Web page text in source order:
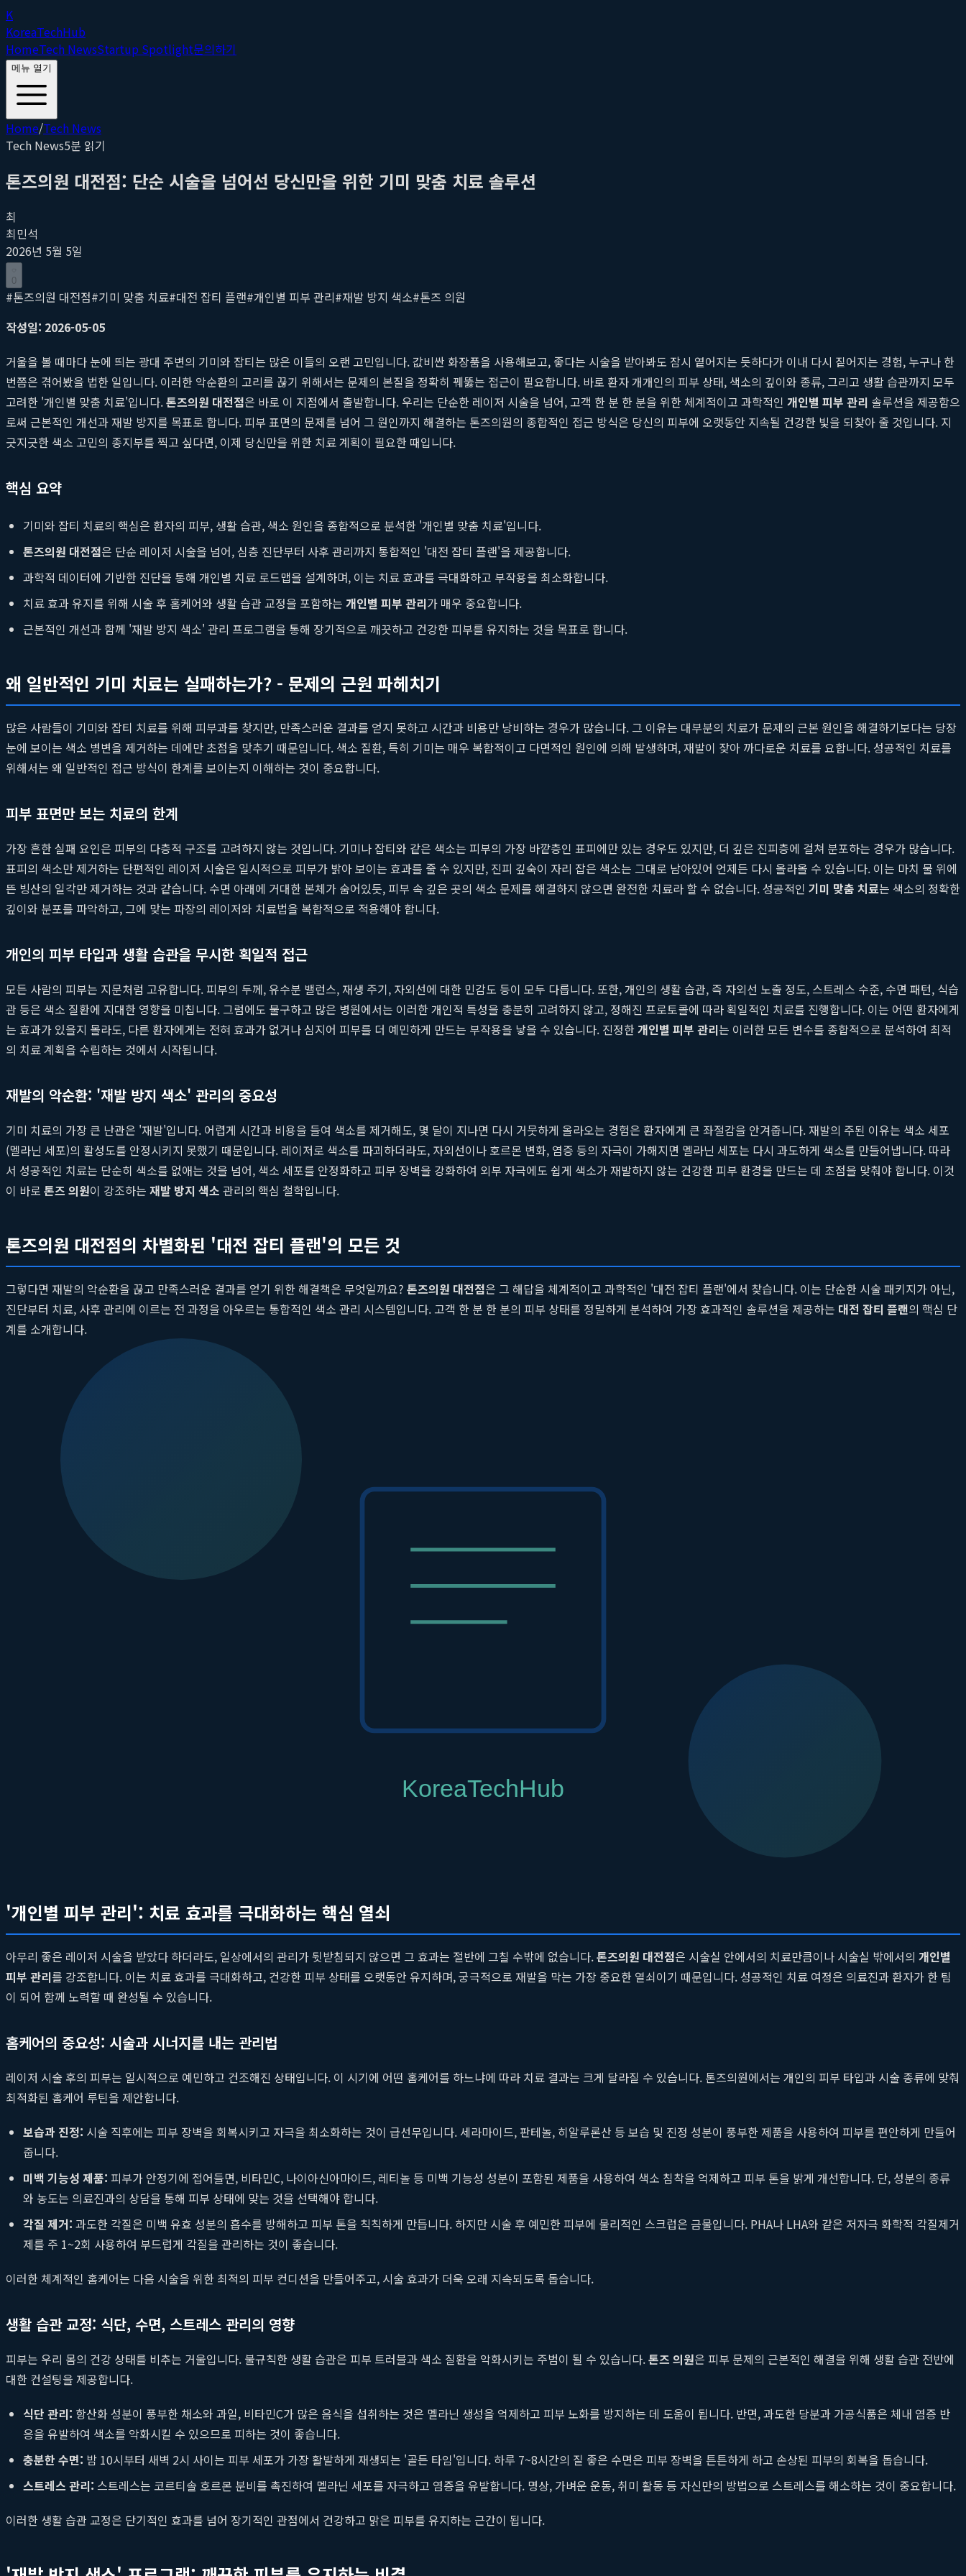
K
KoreaTechHub
HomeTech NewsStartup Spotlight문의하기
메뉴 열기
Home/Tech News
Tech News5분 읽기
톤즈의원 대전점: 단순 시술을 넘어선 당신만을 위한 기미 맞춤 치료 솔루션
최
최민석
2026년 5월 5일
0
#톤즈의원 대전점#기미 맞춤 치료#대전 잡티 플랜#개인별 피부 관리#재발 방지 색소#톤즈 의원
작성일: 2026-05-05
거울을 볼 때마다 눈에 띄는 광대 주변의 기미와 잡티는 많은 이들의 오랜 고민입니다. 값비싼 화장품을 사용해보고, 좋다는 시술을 받아봐도 잠시 옅어지는 듯하다가 이내 다시 짙어지는 경험, 누구나 한
번쯤은 겪어봤을 법한 일입니다. 이러한 악순환의 고리를 끊기 위해서는 문제의 본질을 정확히 꿰뚫는 접근이 필요합니다. 바로 환자 개개인의 피부 상태, 색소의 깊이와 종류, 그리고 생활 습관까지 모두
고려한 '개인별 맞춤 치료'입니다.톤즈의원 대전점은 바로 이 지점에서 출발합니다. 우리는 단순한 레이저 시술을 넘어, 고객 한 분 한 분을 위한 체계적이고 과학적인 개인별 피부 관리 솔루션을 제공함으
로써 근본적인 개선과 재발 방지를 목표로 합니다. 피부 표면의 문제를 넘어 그 원인까지 해결하는 톤즈의원의 종합적인 접근 방식은 당신의 피부에 오랫동안 지속될 건강한 빛을 되찾아 줄 것입니다. 지
긋지긋한 색소 고민의 종지부를 찍고 싶다면, 이제 당신만을 위한 치료 계획이 필요한 때입니다.
핵심 요약
기미와 잡티 치료의 핵심은 환자의 피부, 생활 습관, 색소 원인을 종합적으로 분석한 '개인별 맞춤 치료'입니다.
톤즈의원 대전점은 단순 레이저 시술을 넘어, 심층 진단부터 사후 관리까지 통합적인 '대전 잡티 플랜'을 제공합니다.
과학적 데이터에 기반한 진단을 통해 개인별 치료 로드맵을 설계하며, 이는 치료 효과를 극대화하고 부작용을 최소화합니다.
치료 효과 유지를 위해 시술 후 홈케어와 생활 습관 교정을 포함하는 개인별 피부 관리가 매우 중요합니다.
근본적인 개선과 함께 '재발 방지 색소' 관리 프로그램을 통해 장기적으로 깨끗하고 건강한 피부를 유지하는 것을 목표로 합니다.
왜 일반적인 기미 치료는 실패하는가? - 문제의 근원 파헤치기
많은 사람들이 기미와 잡티 치료를 위해 피부과를 찾지만, 만족스러운 결과를 얻지 못하고 시간과 비용만 낭비하는 경우가 많습니다. 그 이유는 대부분의 치료가 문제의 근본 원인을 해결하기보다는 당장
눈에 보이는 색소 병변을 제거하는 데에만 초점을 맞추기 때문입니다. 색소 질환, 특히 기미는 매우 복합적이고 다면적인 원인에 의해 발생하며, 재발이 잦아 까다로운 치료를 요합니다. 성공적인 치료를
위해서는 왜 일반적인 접근 방식이 한계를 보이는지 이해하는 것이 중요합니다.
피부 표면만 보는 치료의 한계
가장 흔한 실패 요인은 피부의 다층적 구조를 고려하지 않는 것입니다. 기미나 잡티와 같은 색소는 피부의 가장 바깥층인 표피에만 있는 경우도 있지만, 더 깊은 진피층에 걸쳐 분포하는 경우가 많습니다.
표피의 색소만 제거하는 단편적인 레이저 시술은 일시적으로 피부가 밝아 보이는 효과를 줄 수 있지만, 진피 깊숙이 자리 잡은 색소는 그대로 남아있어 언제든 다시 올라올 수 있습니다. 이는 마치 물 위에
뜬 빙산의 일각만 제거하는 것과 같습니다. 수면 아래에 거대한 본체가 숨어있듯, 피부 속 깊은 곳의 색소 문제를 해결하지 않으면 완전한 치료라 할 수 없습니다. 성공적인 기미 맞춤 치료는 색소의 정확한
깊이와 분포를 파악하고, 그에 맞는 파장의 레이저와 치료법을 복합적으로 적용해야 합니다.
개인의 피부 타입과 생활 습관을 무시한 획일적 접근
모든 사람의 피부는 지문처럼 고유합니다. 피부의 두께, 유수분 밸런스, 재생 주기, 자외선에 대한 민감도 등이 모두 다릅니다. 또한, 개인의 생활 습관, 즉 자외선 노출 정도, 스트레스 수준, 수면 패턴, 식습
관 등은 색소 질환에 지대한 영향을 미칩니다. 그럼에도 불구하고 많은 병원에서는 이러한 개인적 특성을 충분히 고려하지 않고, 정해진 프로토콜에 따라 획일적인 치료를 진행합니다. 이는 어떤 환자에게
는 효과가 있을지 몰라도, 다른 환자에게는 전혀 효과가 없거나 심지어 피부를 더 예민하게 만드는 부작용을 낳을 수 있습니다. 진정한개인별 피부 관리는 이러한 모든 변수를 종합적으로 분석하여 최적
의 치료 계획을 수립하는 것에서 시작됩니다.
재발의 악순환: '재발 방지 색소' 관리의 중요성
기미 치료의 가장 큰 난관은 '재발'입니다. 어렵게 시간과 비용을 들여 색소를 제거해도, 몇 달이 지나면 다시 거뭇하게 올라오는 경험은 환자에게 큰 좌절감을 안겨줍니다. 재발의 주된 이유는 색소 세포
(멜라닌 세포)의 활성도를 안정시키지 못했기 때문입니다. 레이저로 색소를 파괴하더라도, 자외선이나 호르몬 변화, 염증 등의 자극이 가해지면 멜라닌 세포는 다시 과도하게 색소를 만들어냅니다. 따라
서 성공적인 치료는 단순히 색소를 없애는 것을 넘어, 색소 세포를 안정화하고 피부 장벽을 강화하여 외부 자극에도 쉽게 색소가 재발하지 않는 건강한 피부 환경을 만드는 데 초점을 맞춰야 합니다. 이것
이 바로 톤즈 의원이 강조하는 재발 방지 색소 관리의 핵심 철학입니다.
톤즈의원 대전점의 차별화된 '대전 잡티 플랜'의 모든 것
그렇다면 재발의 악순환을 끊고 만족스러운 결과를 얻기 위한 해결책은 무엇일까요? 톤즈의원 대전점은 그 해답을 체계적이고 과학적인 '대전 잡티 플랜'에서 찾습니다. 이는 단순한 시술 패키지가 아닌,
진단부터 치료, 사후 관리에 이르는 전 과정을 아우르는 통합적인 색소 관리 시스템입니다. 고객 한 분 한 분의 피부 상태를 정밀하게 분석하여 가장 효과적인 솔루션을 제공하는 대전 잡티 플랜의 핵심 단
계를 소개합니다.
1단계: 심층 진단 - 과학적 데이터 기반의 분석
모든 치료의 시작은 정확한 진단입니다. 톤즈의원 대전점에서는 육안으로 보이는 색소뿐만 아니라, 피부 깊숙한 곳에 숨어있는 문제까지 파악하기 위해 첨단 영상 분석 장비를 활용합니다. 대표적으로 3D
피부 분석기인 '마크뷰(Mark-Vu)'나 '벡트라(Vectra)'와 같은 장비를 통해 현재의 색소침착 정도, 잠재된 색소, 모공, 주름, 피지 분포 등을 객관적인 데이터로 시각화합니다. 이 과정을 통해 색소 병변이 표
피형인지, 진피형인지, 혹은 두 가지가 혼합된 복합형인지를 정밀하게 구분하고, 혈관성 기미와 같이 특수한 치료가 필요한 경우를 감별해냅니다. 이러한 과학적 데이터는 치료 계획을 수립하는 데 있어
2단계: '기미 맞춤 치료' 로드맵 설계
정밀 진단으로 얻은 데이터를 바탕으로, 의료진은 고객과의 심도 있는 상담을 통해 개인별 치료 로드맵을 설계합니다. 이 로드맵에는 다음과 같은 내용이 종합적으로 포함됩니다.
색소의 종류와 깊이에 따라 피코 레이저, 레이저 토닝, IPL 등 다양한 파장과 방식의 레이저를 복합적으로 사용합니다. 예를 들어, 표피의 얕은 잡티는 IPL로, 진피의 깊은 기미는 피코 토
시술만큼 중요한 것이 일상에서의 관리입니다. 효과적인 미백 기능성 화장품 추천부터 자외선 차단제 사용법, 식습관 가이드까지 제공합니다.
로드맵은 단순히 한 가지 시술을 반복하는 것이 아니라, 개인의 피부 컨디션을 고려한 다각적인 접근을 통해 최상의 결과를 이끌어냅니다.
톤즈 의원은 매 시술 세션마다 피부의 반응과 변화를 세심하게 관찰하고 기록합니다. 치료 과정 중 피부 상태가 예상과 다르
게 변화하거나, 특정 시술에 대한 반응이 더디다고 판단될 경우, 기존의 로드맵을 유연하게 수정하고 조정합니다. 예를 들어, 피부가 예민해졌다면 진정 관리의 비중을 높이고 레이저 강도를 조절하며, 특
대전 잡티 플랜
'개인별 피부 관리': 치료 효과를 극대화하는 핵심 열쇠
아무리 좋은 레이저 시술을 받았다 하더라도, 일상에서의 관리가 뒷받침되지 않으면 그 효과는 절반에 그칠 수밖에 없습니다.톤즈의원 대전점은 시술실 안에서의 치료만큼이나 시술실 밖에서의 개인별
피부 관리를 강조합니다. 이는 치료 효과를 극대화하고, 건강한 피부 상태를 오랫동안 유지하며, 궁극적으로 재발을 막는 가장 중요한 열쇠이기 때문입니다. 성공적인 치료 여정은 의료진과 환자가 한 팀
이 되어 함께 노력할 때 완성될 수 있습니다.
홈케어의 중요성: 시술과 시너지를 내는 관리법
레이저 시술 후의 피부는 일시적으로 예민하고 건조해진 상태입니다. 이 시기에 어떤 홈케어를 하느냐에 따라 치료 결과는 크게 달라질 수 있습니다. 톤즈의원에서는 개인의 피부 타입과 시술 종류에 맞춰
최적화된 홈케어 루틴을 제안합니다.
보습과 진정: 시술 직후에는 피부 장벽을 회복시키고 자극을 최소화하는 것이 급선무입니다. 세라마이드, 판테놀, 히알루론산 등 보습 및 진정 성분이 풍부한 제품을 사용하여 피부를 편안하게 만들어
줍니다.
미백 기능성 제품: 피부가 안정기에 접어들면, 비타민C, 나이아신아마이드, 레티놀 등 미백 기능성 성분이 포함된 제품을 사용하여 색소 침착을 억제하고 피부 톤을 밝게 개선합니다. 단, 성분의 종류
와 농도는 의료진과의 상담을 통해 피부 상태에 맞는 것을 선택해야 합니다.
각질 제거: 과도한 각질은 미백 유효 성분의 흡수를 방해하고 피부 톤을 칙칙하게 만듭니다. 하지만 시술 후 예민한 피부에 물리적인 스크럽은 금물입니다. PHA나 LHA와 같은 저자극 화학적 각질제거
제를 주 1~2회 사용하여 부드럽게 각질을 관리하는 것이 좋습니다.
이러한 체계적인 홈케어는 다음 시술을 위한 최적의 피부 컨디션을 만들어주고, 시술 효과가 더욱 오래 지속되도록 돕습니다.
생활 습관 교정: 식단, 수면, 스트레스 관리의 영향
피부는 우리 몸의 건강 상태를 비추는 거울입니다. 불규칙한 생활 습관은 피부 트러블과 색소 질환을 악화시키는 주범이 될 수 있습니다.톤즈 의원은 피부 문제의 근본적인 해결을 위해 생활 습관 전반에
대한 컨설팅을 제공합니다.
식단 관리: 항산화 성분이 풍부한 채소와 과일, 비타민C가 많은 음식을 섭취하는 것은 멜라닌 생성을 억제하고 피부 노화를 방지하는 데 도움이 됩니다. 반면, 과도한 당분과 가공식품은 체내 염증 반
응을 유발하여 색소를 악화시킬 수 있으므로 피하는 것이 좋습니다.
충분한 수면: 밤 10시부터 새벽 2시 사이는 피부 세포가 가장 활발하게 재생되는 '골든 타임'입니다. 하루 7~8시간의 질 좋은 수면은 피부 장벽을 튼튼하게 하고 손상된 피부의 회복을 돕습니다.
스트레스 관리: 스트레스는 코르티솔 호르몬 분비를 촉진하여 멜라닌 세포를 자극하고 염증을 유발합니다. 명상, 가벼운 운동, 취미 활동 등 자신만의 방법으로 스트레스를 해소하는 것이 중요합니다.
이러한 생활 습관 교정은 단기적인 효과를 넘어 장기적인 관점에서 건강하고 맑은 피부를 유지하는 근간이 됩니다.